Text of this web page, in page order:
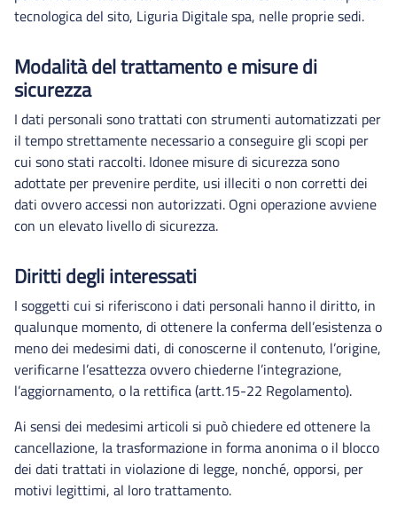
tecnologica del sito, Liguria Digitale spa, nelle proprie sedi.
Modalità del trattamento e misure di
sicurezza
I dati personali sono trattati con strumenti automatizzati per
il tempo strettamente necessario a conseguire gli scopi per
cui sono stati raccolti. Idonee misure di sicurezza sono
adottate per prevenire perdite, usi illeciti o non corretti dei
dati ovvero accessi non autorizzati. Ogni operazione avviene
con un elevato livello di sicurezza.
Diritti degli interessati
I soggetti cui si riferiscono i dati personali hanno il diritto, in
qualunque momento, di ottenere la conferma dell’esistenza o
meno dei medesimi dati, di conoscerne il contenuto, l’origine,
verificarne l’esattezza ovvero chiederne l’integrazione,
l’aggiornamento, o la rettifica (artt.15-22 Regolamento).
Ai sensi dei medesimi articoli si può chiedere ed ottenere la
cancellazione, la trasformazione in forma anonima o il blocco
dei dati trattati in violazione di legge, nonché, opporsi, per
motivi legittimi, al loro trattamento.